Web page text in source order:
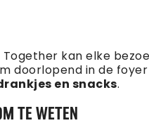
Together kan elke
doorlopend in de
en snacks.
TE WETEN